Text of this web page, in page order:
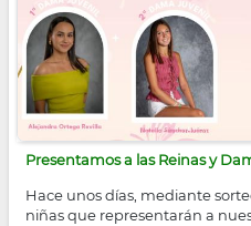
Presentamos a las Reinas y
Hace unos días, mediante
niñas que representarán a